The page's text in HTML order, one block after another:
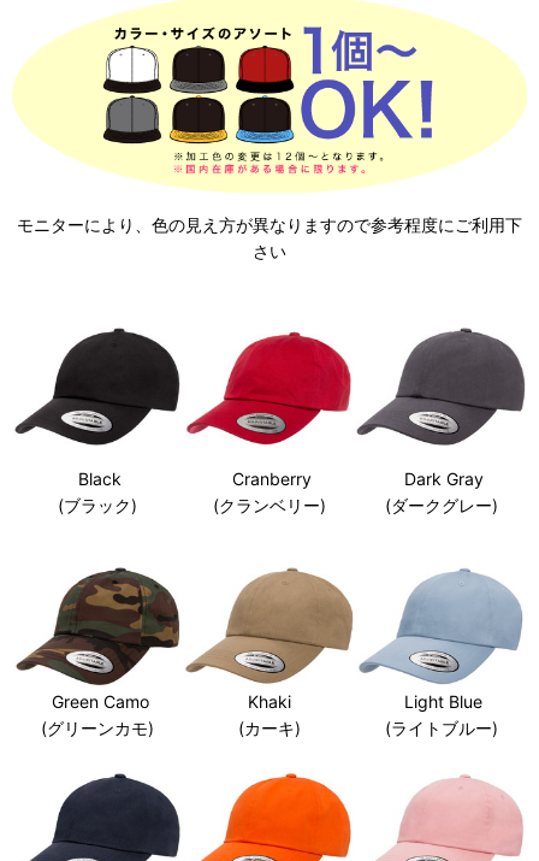
モニターにより、色の見え方が異なりますので参考程度にご利用下
さい
Black
(ブラック)
Cranberry
(クランベリー)
Dark Gray
(ダークグレー)
Green Camo
(グリーンカモ)
Khaki
(カーキ)
Light Blue
(ライトブルー)